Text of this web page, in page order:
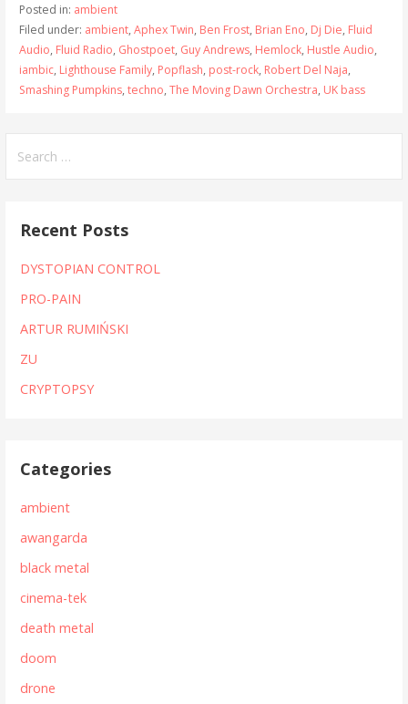
Posted in: ambient
Filed under: ambient, Aphex Twin, Ben Frost, Brian Eno, Dj Die, Fluid
Audio, Fluid Radio, Ghostpoet, Guy Andrews, Hemlock, Hustle Audio,
iambic, Lighthouse Family, Popflash, post-rock, Robert Del Naja,
Smashing Pumpkins, techno, The Moving Dawn Orchestra, UK bass
for:
Recent Posts
DYSTOPIAN CONTROL
PRO-PAIN
ARTUR RUMIŃSKI
ZU
CRYPTOPSY
Categories
ambient
awangarda
black metal
cinema-tek
death metal
doom
drone